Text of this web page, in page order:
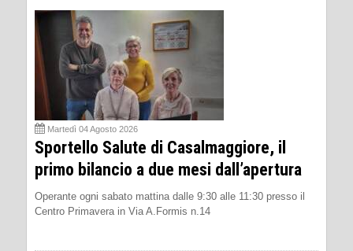
Martedì 04 Agosto 2026
Sportello Salute di Casalmaggiore, il
primo bilancio a due mesi dall’apertura
Operante ogni sabato mattina dalle 9:30 alle 11:30 presso il
Centro Primavera in Via A.Formis n.14